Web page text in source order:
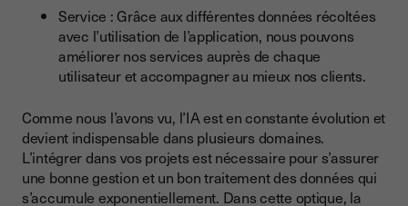
Service : Grâce aux différentes données récoltées
avec l’utilisation de l’application, nous pouvons
améliorer nos services auprès de chaque
utilisateur et accompagner au mieux nos clients.
Comme nous l’avons vu, l’IA est en constante évolution et
devient indispensable dans plusieurs domaines.
L’intégrer dans vos projets est nécessaire pour s’assurer
une bonne gestion et un bon traitement des données qui
s’accumule exponentiellement. Dans cette optique, la